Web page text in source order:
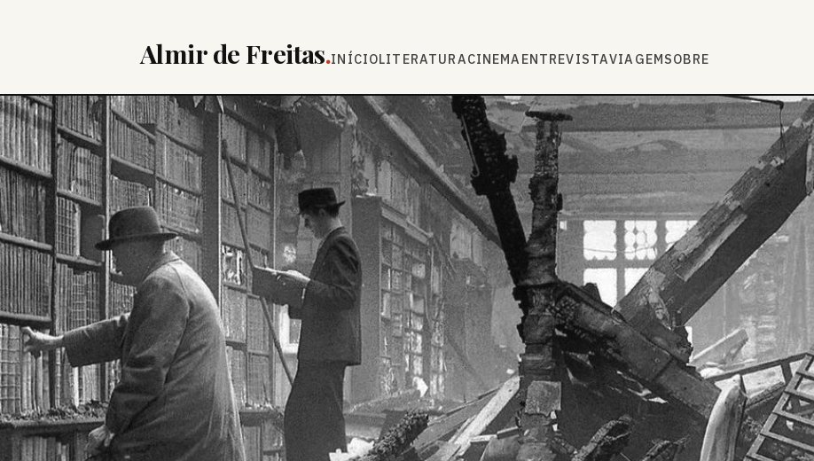
Almir de Freitas.INÍCIOLITERATURACINEMA ENTREVISTAVIAGEMSOBRE